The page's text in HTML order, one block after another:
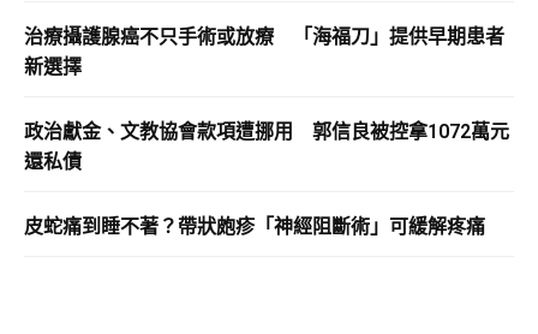
治療攝護腺癌不只手術或放療 「海福刀」提供早期患者
新選擇
政治獻金、文教協會款項遭挪用 郭信良被控拿1072萬元
還私債
皮蛇痛到睡不著？帶狀皰疹「神經阻斷術」可緩解疼痛